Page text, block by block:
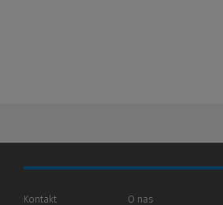
Kontakt
O nas